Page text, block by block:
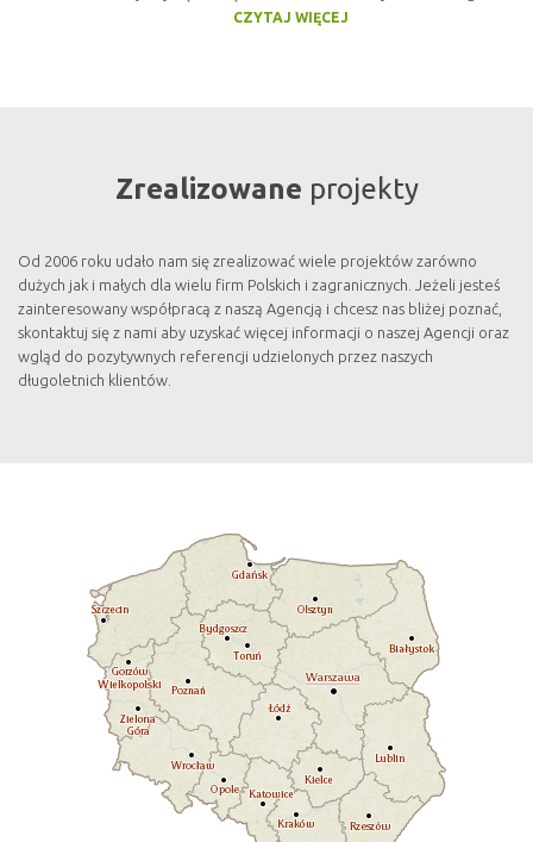
CZYTAJ WIĘCEJ
Zrealizowane projekty
Od 2006 roku udało nam się zrealizować wiele projektów zarówno
dużych jak i małych dla wielu firm Polskich i zagranicznych. Jeżeli jesteś
zainteresowany współpracą z naszą Agencją i chcesz nas bliżej poznać,
skontaktuj się z nami aby uzyskać więcej informacji o naszej Agencji oraz
wgląd do pozytywnych referencji udzielonych przez naszych
długoletnich klientów.